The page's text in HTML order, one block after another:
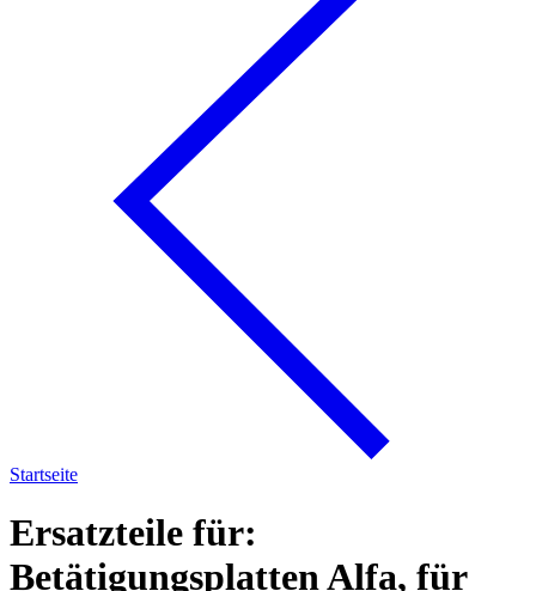
Startseite
Ersatzteile für:
Betätigungsplatten Alfa, für